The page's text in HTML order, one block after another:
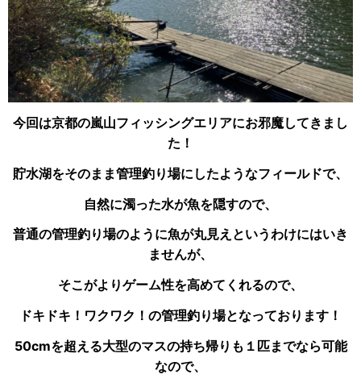
今回は京都の嵐山フィッシングエリアにお邪魔してきまし
た！
貯水湖をそのまま管理釣り場にしたようなフィールドで、
自然に濁った水が魚を隠すので、
普通の管理釣り場のように魚が丸見えというわけにはいき
ませんが、
そこがよりゲーム性を高めてくれるので、
ドキドキ！ワクワク！の管理釣り場となっております！
50cmを超える大型のマスの持ち帰りも１匹までなら可能
なので、